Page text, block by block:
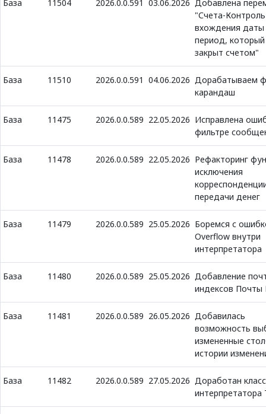
База 11504 2026.0.0.591 03.06.2026 Добавлена
"Счета-Контроль
вхождения даты
период,
закрыт счетом"
База 11510 2026.0.0.591 04.06.2026 Дорабатываем
карандаш
База 11475 2026.0.0.589 22.05.2026 Исправлена
фильтре
База 11478 2026.0.0.589 22.05.2026 Рефакторинг
исключения
передачи денег
База 11479 2026.0.0.589 25.05.2026 Боремся с
Overflow внутри
интерпретатора
База 11480 2026.0.0.589 25.05.2026 Добавление
индексов Почты
База 11481 2026.0.0.589 26.05.2026 Добавилась
возможность
измененные
истории
База 11482 2026.0.0.589 27.05.2026 Доработан класс
интерпретатора